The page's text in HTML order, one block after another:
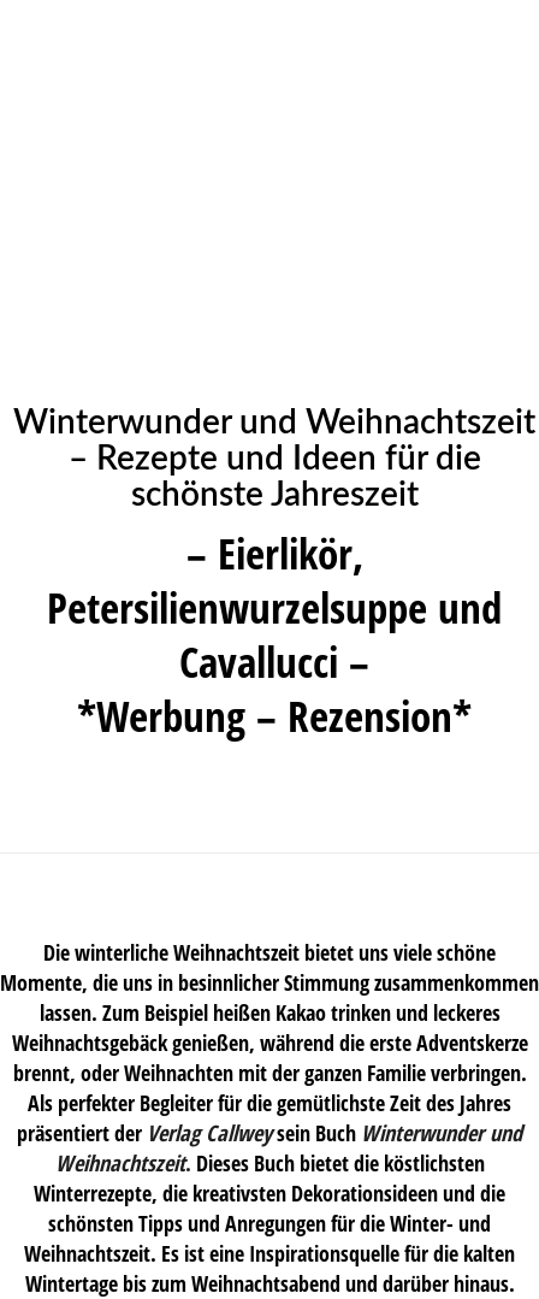
Winterwunder und Weihnachtszeit
– Rezepte und Ideen für die
schönste Jahreszeit
– Eierlikör,
Petersilienwurzelsuppe und
Cavallucci –
*Werbung – Rezension*
Die winterliche Weihnachtszeit bietet uns viele schöne
Momente, die uns in besinnlicher Stimmung zusammenkommen
lassen. Zum Beispiel heißen Kakao trinken und leckeres
Weihnachtsgebäck genießen, während die erste Adventskerze
brennt, oder Weihnachten mit der ganzen Familie verbringen.
Als perfekter Begleiter für die gemütlichste Zeit des Jahres
präsentiert der Verlag Callweysein Buch Winterwunder und
Weihnachtszeit. Dieses Buch bietet die köstlichsten
Winterrezepte, die kreativsten Dekorationsideen und die
schönsten Tipps und Anregungen für die Winter- und
Weihnachtszeit. Es ist eine Inspirationsquelle für die kalten
Wintertage bis zum Weihnachtsabend und darüber hinaus.